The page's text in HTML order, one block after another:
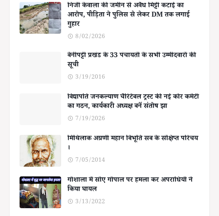
निजी केवाला की जमीन से अवैध मिट्टी कटाई का
आरोप, पीड़िता ने पुलिस से लेकर DM तक लगाई
गुहार
8/02/2026
बेनीपट्टी प्रखंड के 33 पंचायतों के सभी उम्मीदवारों की
सूची
3/19/2016
विद्यापति जनकल्याण चैरिटेबल ट्रस्ट की नई कोर कमेटी
का गठन, कार्यकारी अध्यक्ष बनें संतोष झा
7/19/2026
मिथिलाक अग्रणी महान बिभूति सब के संक्षिप्त परिचय
।
7/05/2014
गोशाला में सोए गोपाल पर हमला कर अपराधियों ने
किया घायल
3/13/2022